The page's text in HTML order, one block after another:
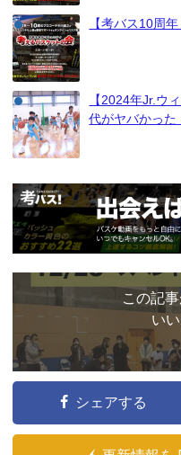
【考バス10周
【2024年Jr.ウ
代がヤバかった
この記
い
シェアする